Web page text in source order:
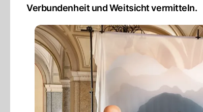
Verbundenheit und Weitsicht vermitteln.